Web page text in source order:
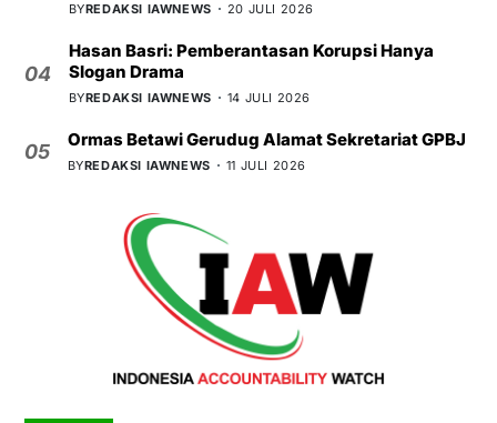
BYREDAKSI IAWNEWS 20 JULI 2026
04
Hasan Basri: Pemberantasan Korupsi Hanya
Slogan Drama
BYREDAKSI IAWNEWS 14 JULI 2026
05
Ormas Betawi Gerudug Alamat Sekretariat GPBJ
BYREDAKSI IAWNEWS 11 JULI 2026